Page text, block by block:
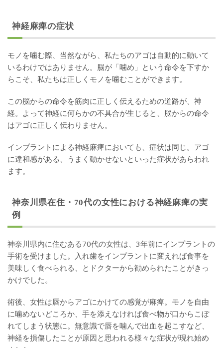
神経麻痺の症状
モノを噛む際、当然ながら、私たちのアゴは自動的に動いて
いるわけではありません。脳が「噛め」という命令を下すか
らこそ、私たちは正しくモノを噛むことができます。
この脳からの命令を筋肉に正しく伝えるための道路が、神
経。よって神経に何らかの不具合が生じると、脳からの命令
はアゴに正しく伝わりません。
インプラントによる神経麻痺においても、症状は同じ。アゴ
に違和感がある、うまく動かせないといった症状があらわれ
ます。
神奈川県在住・70代の女性における神経麻痺の実
例
神奈川県内に住むある70代の女性は、3年前にインプラントの
手術を受けました。入れ歯をインプラントに変えれば食事を
美味しく食べられる、とドクターから勧められたことがきっ
かけでした。
術後、女性は唇からアゴにかけての感覚が麻痺。モノを自由
に噛めないどころか、手を添えなければ食べ物が口からこぼ
れてしまう状態に。無意識で唇を噛んで出血を起こすなど、
神経を損傷したことが原因と思われる様々な症状が現れ始め